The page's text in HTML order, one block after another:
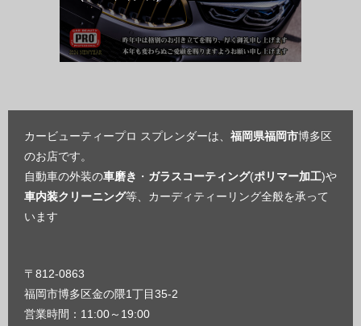
カービューティープロ スプレンダーは、 福岡県福岡市博多区
のお店です。
自動車の外装の車磨き ・ ガラスコーティング(ポリマー加工)や
車内装クリーニング等、カーディティーリング全般を承って
います
〒812-0863
福岡市博多区金の隈1丁目35-2
営業時間：11:00～19:00